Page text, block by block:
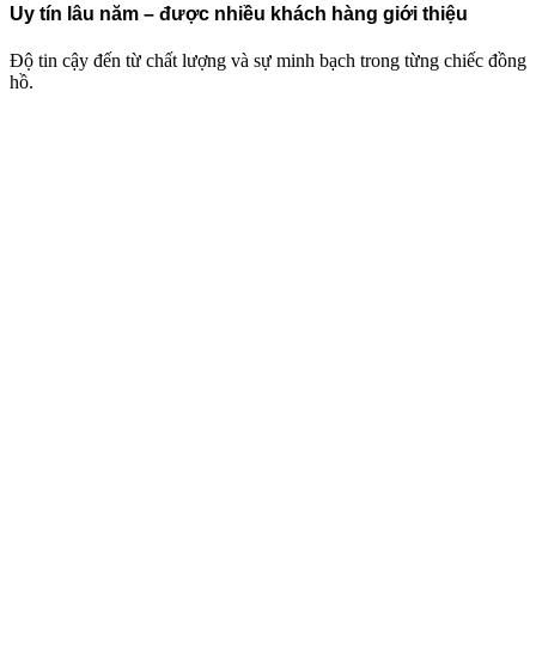
Uy tín lâu năm – được nhiều khách hàng giới thiệu
Độ tin cậy đến từ chất lượng và sự minh bạch trong từng chiếc đồng
hồ.